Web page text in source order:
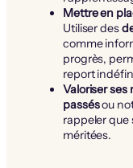
Mettre en
Utiliser des
comme
progrès,
report
Valoriser ses
passésou
rappeler que
méritées.